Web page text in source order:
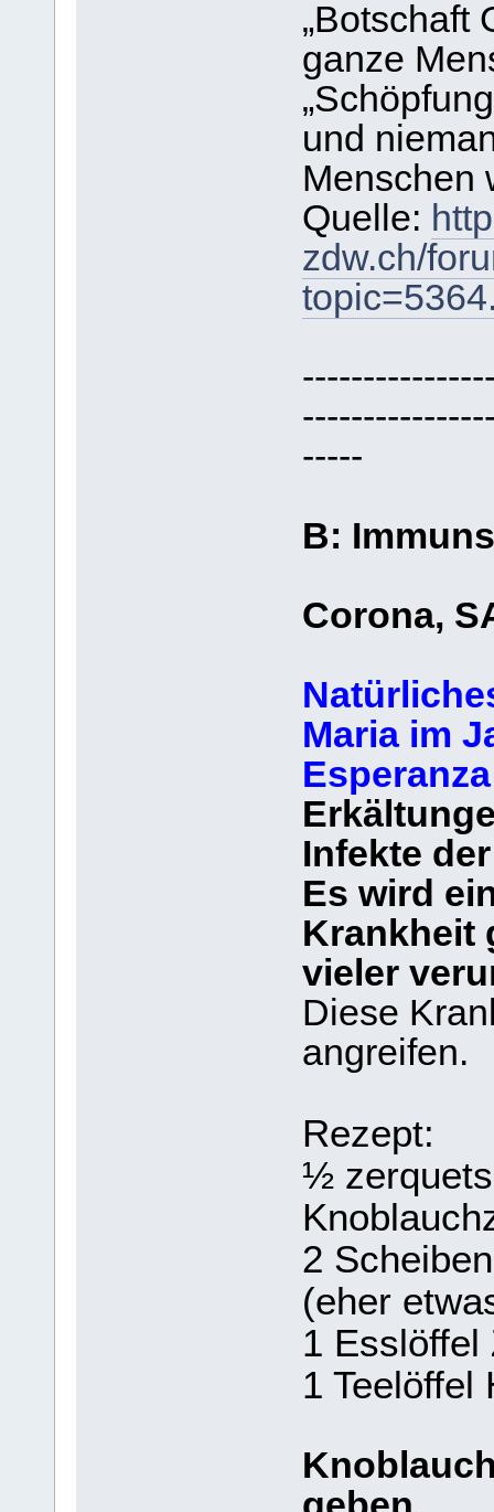
„Botschaft
ganze
und
Menschen
Quelle:
zdw.ch/
-----
B:
Corona,
Maria im
Infekte
Es wird
Krankheit
vieler
Diese
angreifen.
Rezept:
½
2
(eher
1 Esslöffel
1 Teelöffel